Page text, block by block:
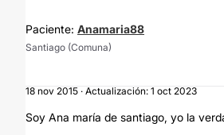
Paciente: Anamaria88
Santiago (Comuna)
18 nov 2015 · Actualización: 1 oct 2023
Soy Ana maría de santiago, yo la